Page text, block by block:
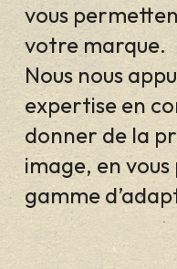
vous
votre marque.
Nous nous
expertise en
donner de la
image, en
gamme